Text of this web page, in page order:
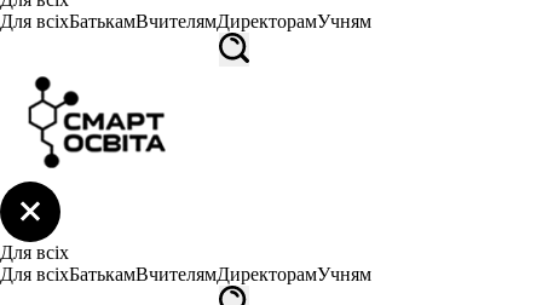
Для всіхБатькамВчителямДиректорамУчням
Для всіх
Для всіхБатькамВчителямДиректорамУчням